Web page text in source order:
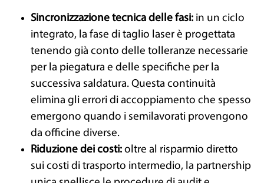
Sincronizzazione tecnica delle fasi: in un ciclo
integrato, la fase di taglio laser è progettata
tenendo già conto delle tolleranze necessarie
per la piegatura e delle specifiche per la
successiva saldatura. Questa continuità
elimina gli errori di accoppiamento che spesso
emergono quando i semilavorati provengono
da officine diverse.
Riduzione dei costi: oltre al risparmio diretto
sui costi di trasporto intermedio, la partnership